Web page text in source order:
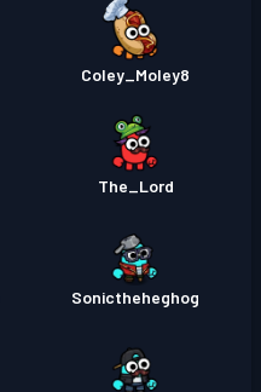
Coley_Moley8
The_Lord
Sonictheheghog